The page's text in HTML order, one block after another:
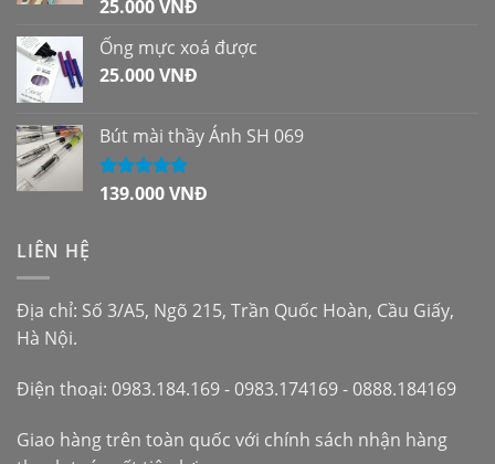
Được xếp
sao
25.000VNĐ
Ống mực xoá được
25.000VNĐ
Bút mài thầy Ánh SH 069
Được xếp
139.000VNĐ
LIÊN HỆ
Địa chỉ: Số 3/A5, Ngõ 215, Trần Quốc Hoàn, Cầu Giấy,
Hà Nội.
Điện thoại: 0983.184.169 - 0983.174169 - 0888.184169
Giao hàng trên toàn quốc với chính sách nhận hàng